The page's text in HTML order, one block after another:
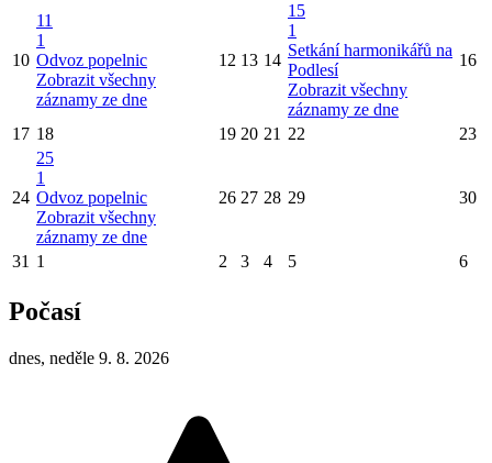
10
11
1
Odvoz popelnic
Zobrazit všechny
záznamy ze dne
12 13 14
15
1
Setkání harmonikářů na
Podlesí
Zobrazit všechny
záznamy ze dne
16
17 18 19 20 21 22 23
24
25
1
Odvoz popelnic
Zobrazit všechny
záznamy ze dne
26 27 28 29 30
31 1 2 3 4 5 6
Počasí
dnes, neděle 9. 8. 2026